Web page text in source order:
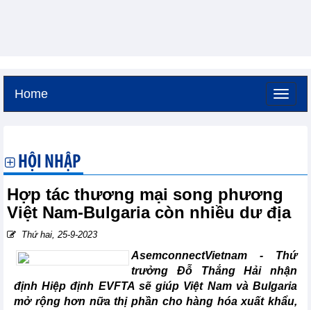
Home
HỘI NHẬP
Hợp tác thương mại song phương
Việt Nam-Bulgaria còn nhiều dư địa
Thứ hai, 25-9-2023
AsemconnectVietnam - Thứ
trưởng Đỗ Thắng Hải nhận
định Hiệp định EVFTA sẽ giúp Việt Nam và Bulgaria
mở rộng hơn nữa thị phần cho hàng hóa xuất khẩu,